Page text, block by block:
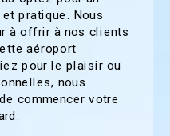
pratique. Nous
à offrir à nos clients
aéroport
pour le plaisir ou
nous
commencer votre